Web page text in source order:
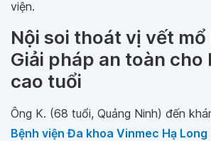
viện.
Nội soi thoát vị vết mổ
Giải pháp an toàn cho
cao tuổi
Ông K. (68 tuổi, Quảng Ninh) đến
Bệnh viện Đa khoa Vinmec Hạ Long